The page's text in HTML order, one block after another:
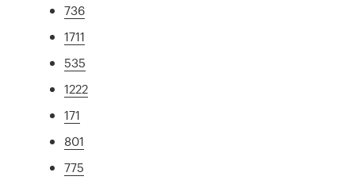
736
1711
535
1222
171
801
775